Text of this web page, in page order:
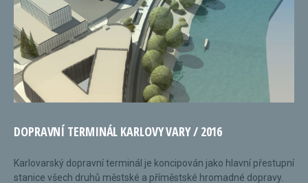
DOPRAVNÍ TERMINÁL KARLOVY VARY / 2016
Karlovarský dopravní terminál je koncipován jako hlavní přestupní
stanice všech druhů městské a příměstské hromadné dopravy.